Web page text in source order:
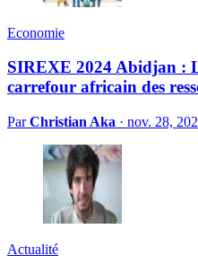
Economie
SIREXE 2024 Abidjan :
carrefour africain des
ParChristian Aka · nov. 28,
Actualité